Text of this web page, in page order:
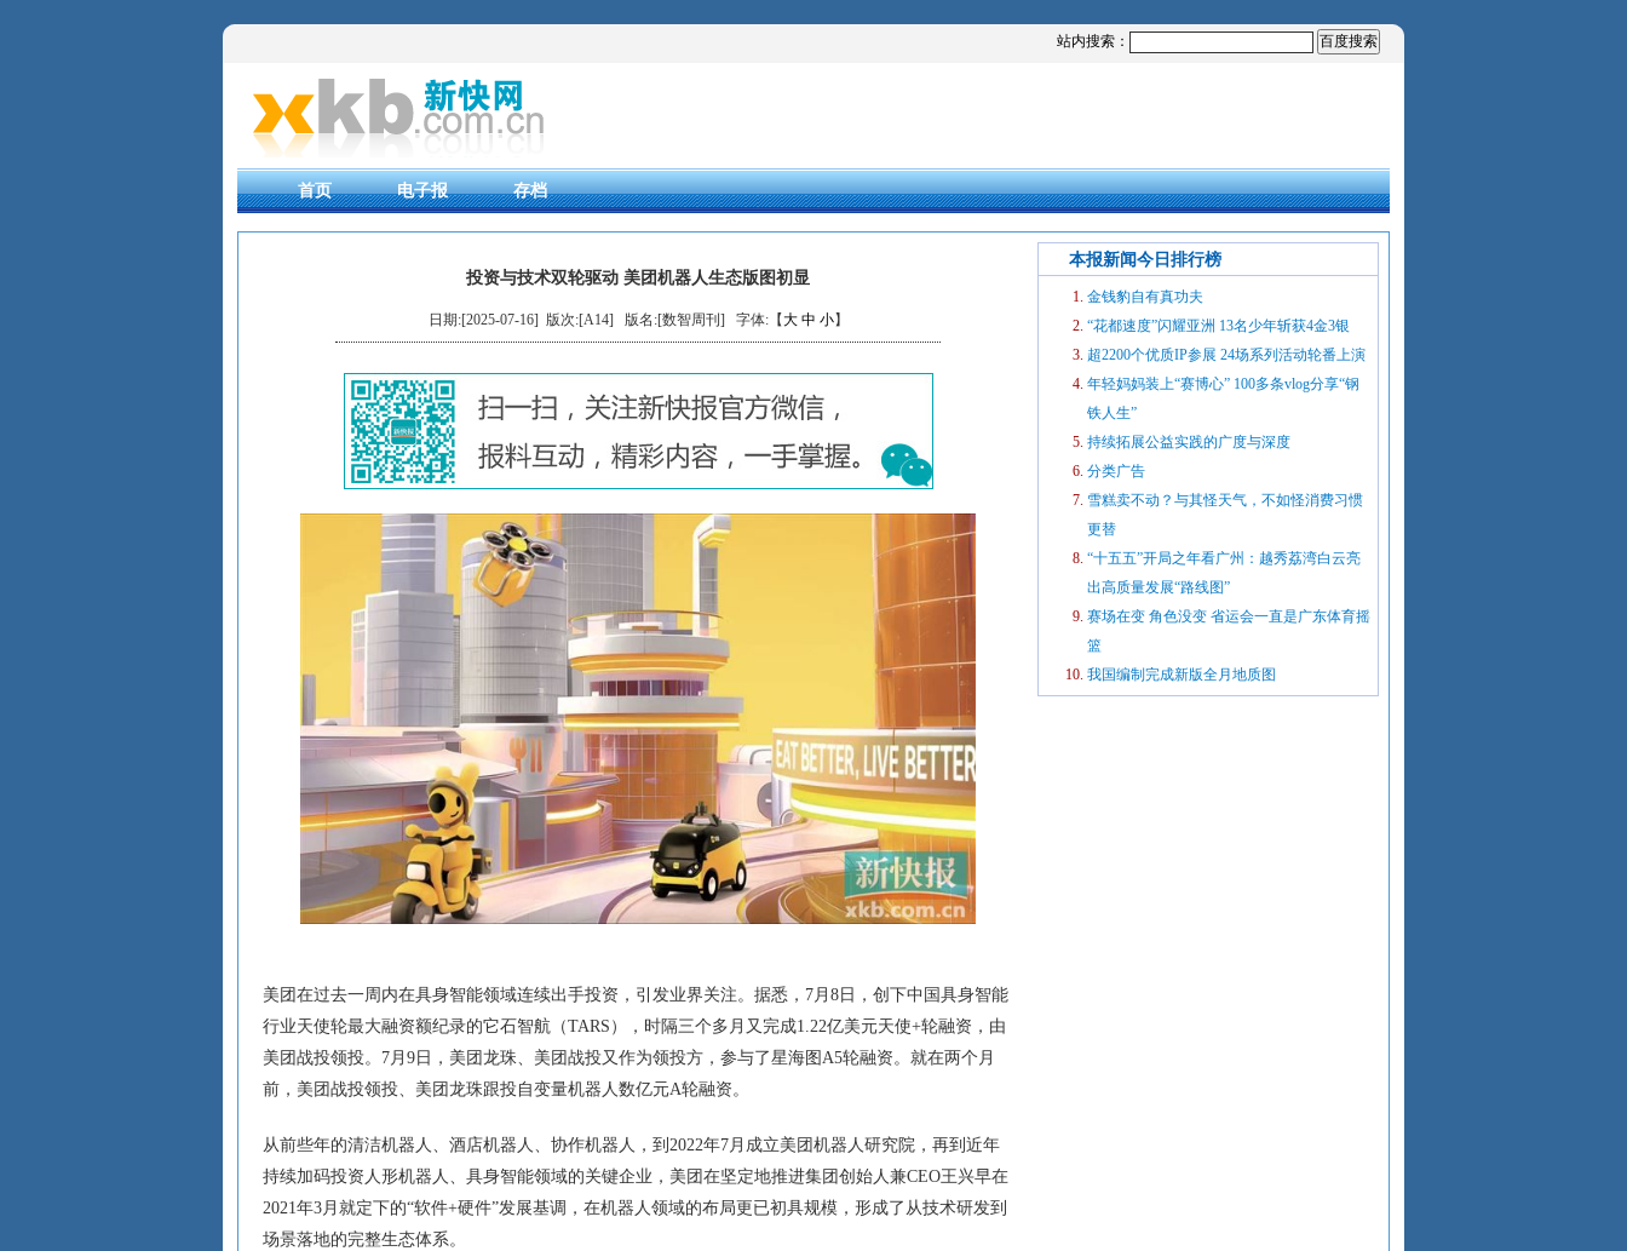
站内搜索：
首页 电子报 存档
投资与技术双轮驱动 美团机器人生态版图初显
日期:[2025-07-16] 版次:[A14] 版名:[数智周刊] 字体:【大 中 小】
美团在过去一周内在具身智能领域连续出手投资，引发业界关注。据悉，7月8日，创下中国具身智能
行业天使轮最大融资额纪录的它石智航（TARS），时隔三个多月又完成1.22亿美元天使+轮融资，由
美团战投领投。7月9日，美团龙珠、美团战投又作为领投方，参与了星海图A5轮融资。就在两个月
前，美团战投领投、美团龙珠跟投自变量机器人数亿元A轮融资。
从前些年的清洁机器人、酒店机器人、协作机器人，到2022年7月成立美团机器人研究院，再到近年
持续加码投资人形机器人、具身智能领域的关键企业，美团在坚定地推进集团创始人兼CEO王兴早在
2021年3月就定下的“软件+硬件”发展基调，在机器人领域的布局更已初具规模，形成了从技术研发到
场景落地的完整生态体系。
本报新闻今日排行榜
金钱豹自有真功夫
“花都速度”闪耀亚洲 13名少年斩获4金3银
超2200个优质IP参展 24场系列活动轮番上演
年轻妈妈装上“赛博心” 100多条vlog分享“钢
铁人生”
持续拓展公益实践的广度与深度
分类广告
雪糕卖不动？与其怪天气，不如怪消费习惯
更替
“十五五”开局之年看广州：越秀荔湾白云亮
出高质量发展“路线图”
赛场在变 角色没变 省运会一直是广东体育摇
篮
我国编制完成新版全月地质图